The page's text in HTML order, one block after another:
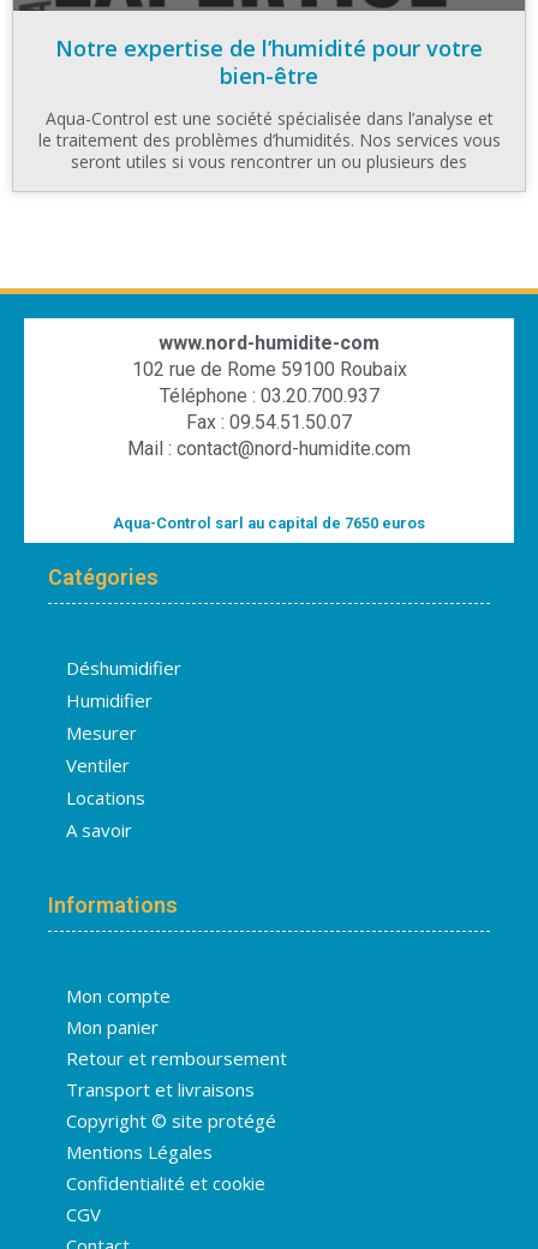
Notre expertise de l’humidité pour votre
bien-être
Aqua-Control est une société spécialisée dans l’analyse et
le traitement des problèmes d’humidités. Nos services vous
seront utiles si vous rencontrer un ou plusieurs des
www.nord-humidite-com
102 rue de Rome 59100 Roubaix
Téléphone : 03.20.700.937
Fax : 09.54.51.50.07
Mail : contact@nord-humidite.com
Aqua-Control sarl au capital de 7650 euros
Catégories
Déshumidifier
Humidifier
Mesurer
Ventiler
Locations
A savoir
Informations
Mon compte
Mon panier
Retour et remboursement
Transport et livraisons
Copyright © site protégé
Mentions Légales
Confidentialité et cookie
CGV